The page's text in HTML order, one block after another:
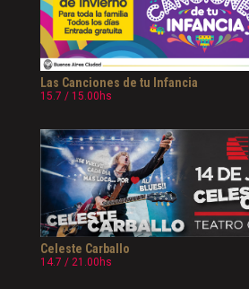
Las Canciones de tu Infancia
15.7 / 15.00hs
Celeste Carballo
14.7 / 21.00hs